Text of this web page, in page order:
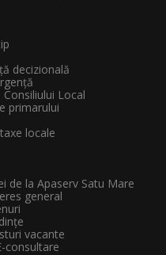
decizională
Local
primarului
locale
de la Apaserv Satu Mare
general
vacante
consultare